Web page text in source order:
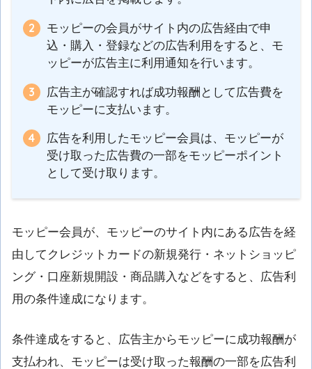
モッピーの会員がサイト内の広告経由で申
込・購入・登録などの広告利用をすると、モ
ッピーが広告主に利用通知を行います。
広告主が確認すれば成功報酬として広告費を
モッピーに支払います。
広告を利用したモッピー会員は、モッピーが
受け取った広告費の一部をモッピーポイント
として受け取ります。
モッピー会員が、モッピーのサイト内にある広告を経
由してクレジットカードの新規発行・ネットショッピ
ング・口座新規開設・商品購入などをすると、広告利
用の条件達成になります。
条件達成をすると、広告主からモッピーに成功報酬が
支払われ、モッピーは受け取った報酬の一部を広告利